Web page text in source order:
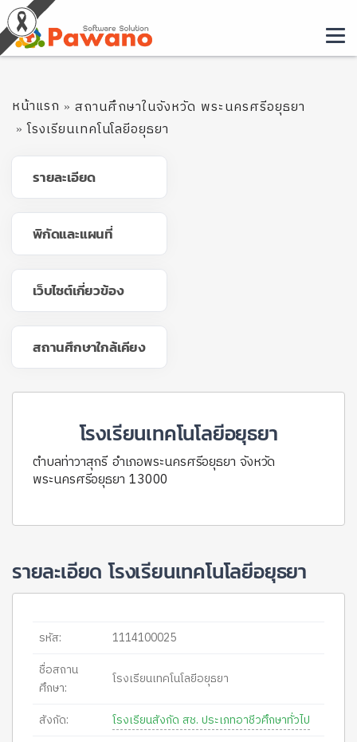
หน้าแรก
สถานศึกษาในจังหวัด พระนครศรีอยุธยา
โรงเรียนเทคโนโลยีอยุธยา
รายละเอียด
พิกัดและแผนที่
เว็บไซต์เกี่ยวข้อง
สถานศึกษาใกล้เคียง
โรงเรียนเทคโนโลยีอยุธยา
ตำบลท่าวาสุกรี อำเภอพระนครศรีอยุธยา จังหวัด
พระนครศรีอยุธยา 13000
รายละเอียด โรงเรียนเทคโนโลยีอยุธยา
รหัส:
1114100025
ชื่อสถาน
ศึกษา:
โรงเรียนเทคโนโลยีอยุธยา
สังกัด: โรงเรียนสังกัด สช. ประเภทอาชีวศึกษาทั่วไป